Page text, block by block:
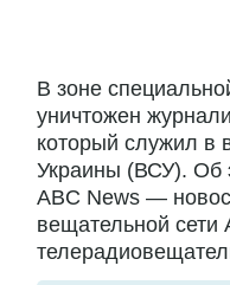
В зоне
уничтожен
который служил в
Украины (ВСУ). Об
ABC News —
вещательной сети